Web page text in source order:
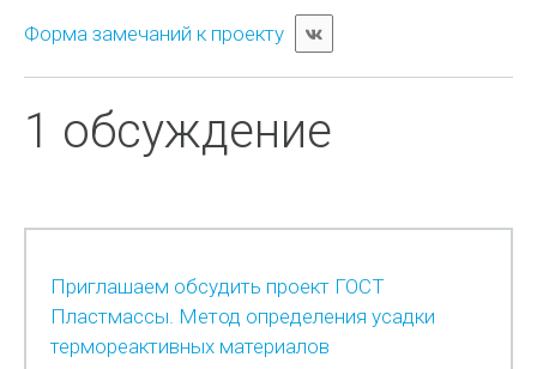
Форма замечаний к проекту
1 обсуждение
Приглашаем обсудить проект ГОСТ
Пластмассы. Метод определения усадки
термореактивных материалов